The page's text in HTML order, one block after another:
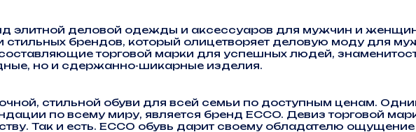
деловой одежды и аксессуаров для мужчин и женщин
стильных брендов, который олицетворяет деловую моду для
торговой марки для успешных людей,
но и сдержанно-шикарные изделия.
стильной обуви для всей семьи по доступным ценам.
по всему миру, является бренд ECCO. Девиз торговой
Так и есть. ECCO обувь дарит своему обладателю